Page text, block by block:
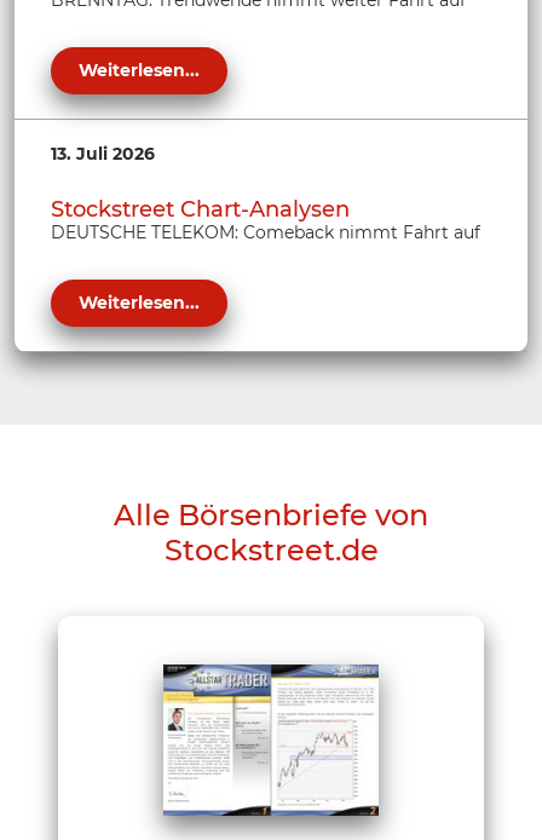
Weiterlesen...
13. Juli 2026
Stockstreet Chart-Analysen
DEUTSCHE TELEKOM: Comeback nimmt Fahrt auf
Weiterlesen...
Alle Börsenbriefe von
Stockstreet.de